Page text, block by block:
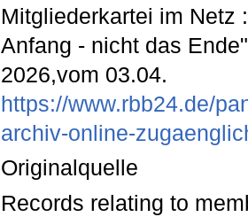
Mitgliederkartei im Netz
Anfang - nicht das
2026,vom 03.04.
https://www.rbb24.de/
archiv-online-
Originalquelle
Records relating to